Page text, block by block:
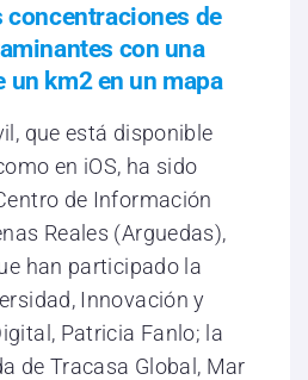
concentraciones de
con una
un km2 en un mapa
que está disponible
en iOS, ha sido
de Información
Reales (Arguedas),
han participado la
Innovación y
Patricia Fanlo; la
de Tracasa Global, Mar